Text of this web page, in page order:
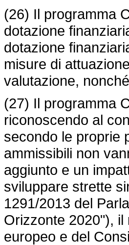
(26) Il programma
dotazione
dotazione
misure di
valutazione,
(27) Il programma
riconoscendo al
secondo le proprie
ammissibili non
aggiunto e un
sviluppare strette
1291/2013 del
Orizzonte 2020"), il
europeo e del